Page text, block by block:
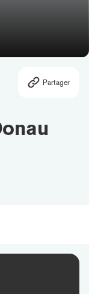
Partager